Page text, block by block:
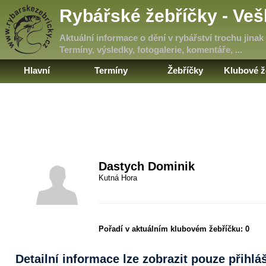
Rybářské žebříčky -
Aktuální informace o dění v rybářství trochu jinak
Termíny, výsledky, fotogalerie, komentáře, ...
Hlavní Termíny Žebříčky Klubové
Dastych Dominik
Kutná Hora
Pořadí v aktuálním klubovém žebříčku:0
Detailní informace lze zobrazit pouze